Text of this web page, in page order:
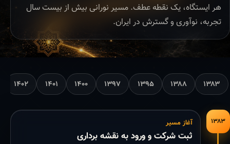
هر ایستگاه، یک نقطه عطف. مسیر نورانی بیش از بیست سال
تجربه، نوآوری و گسترش در ایران.
۱۳۸۳ ۱۳۸۸ ۱۳۹۵ ۱۳۹۷ ۱۴۰۰ ۱۴۰۱ ۱۴۰۲
۱۳۸۳ آغاز مسیر
ثبت شرکت و ورود به نقشه برداری